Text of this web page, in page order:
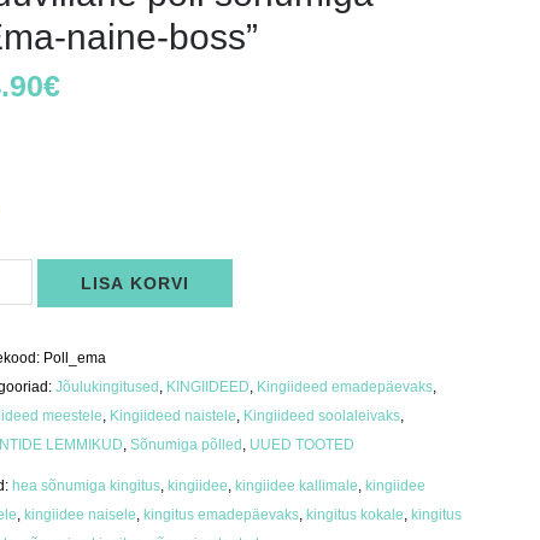
naine-boss”
€
LISA KORVI
Poll_ema
Jõulukingitused KINGIIDEED Kingiideed emadepäevaks
meestele Kingiideed naistele Kingiideed soolaleivaks
LEMMIKUD ,Sõnumiga põlled UUED TOOTED
hea sõnumiga kingitus ,kingiidee ,kingiidee kallimale ,kingiidee
,kingiidee naisele ,kingitus emadepäevaks ,kingitus kokale ,kingitus